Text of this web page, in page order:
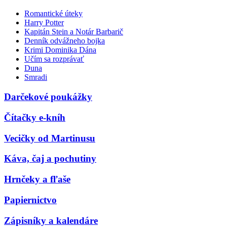
Romantické úteky
Harry Potter
Kapitán Stein a Notár Barbarič
Denník odvážneho bojka
Krimi Dominika Dána
Učím sa rozprávať
Duna
Smradi
Darčekové poukážky
Čítačky e-kníh
Vecičky od Martinusu
Káva, čaj a pochutiny
Hrnčeky a fľaše
Papiernictvo
Zápisníky a kalendáre